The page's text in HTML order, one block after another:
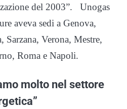
del 2003”. Unogas
aveva sedi a Genova,
Verona, Mestre,
Roma e Napoli.
molto nel settore